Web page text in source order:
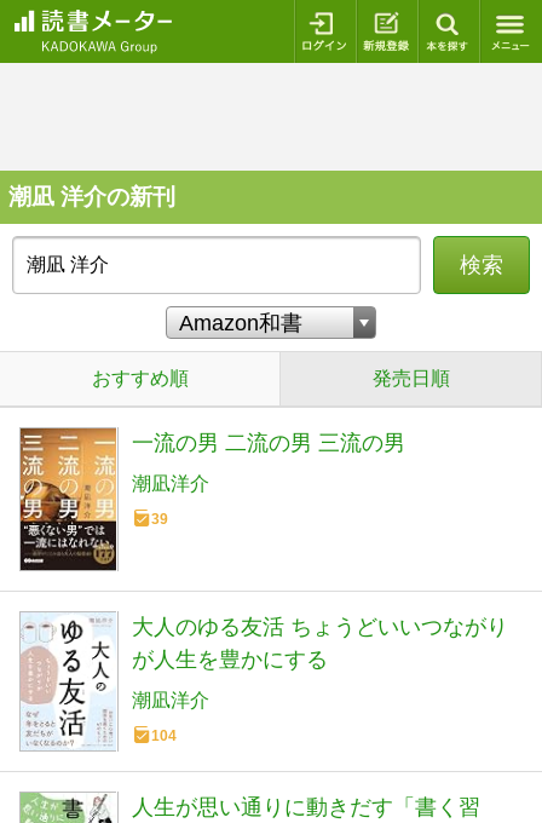
ログイン 新規登録
潮凪 洋介の新刊
検索
おすすめ順 発売日順
一流の男 二流の男 三流の男
潮凪洋介
39
大人のゆる友活 ちょうどいいつながり
が人生を豊かにする
潮凪洋介
104
人生が思い通りに動きだす「書く習